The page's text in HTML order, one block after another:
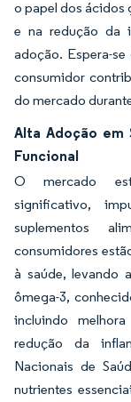
o papel dos ácidos
e na redução da
adoção. Espera-
consumidor
do mercado
Alta Adoção em
Funcional
O mercado
significativo,
suplementos
consumidores
à saúde, levando
ômega-3,
incluindo
redução da
Nacionais de
nutrientes